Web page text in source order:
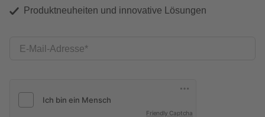
Produktneuheiten und innovative Lösungen
E-Mail-Adresse
Friendly Captcha